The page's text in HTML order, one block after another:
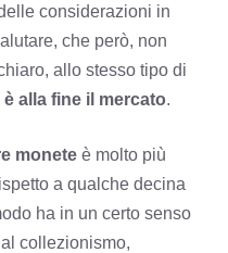
considerazioni in
che però, non
allo stesso tipo di
alla fine il mercato.
monete è molto più
a qualche decina
ha in un certo senso
collezionismo,